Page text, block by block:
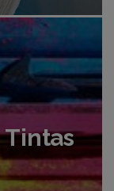
Tintas